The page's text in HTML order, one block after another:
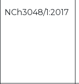
NCh3048/1:2017